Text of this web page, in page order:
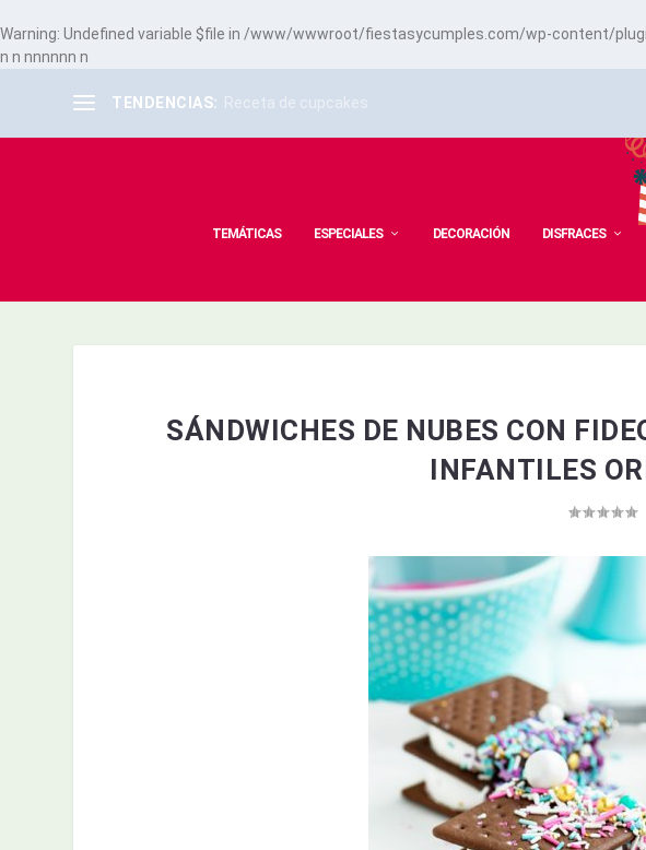
Warning: Undefined variable $file in /www/wwwroot/fiestasycumples.com/wp-content/
n n nnnnnn n
TENDENCIAS: Receta de cupcakes
TEMÁTICAS ESPECIALES DECORACIÓN DISFRACES
SÁNDWICHES DE NUBES CON
INFANTILES